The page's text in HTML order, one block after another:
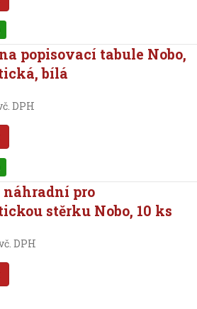
popisovací tabule Nobo,
bílá
DPH
pro
stěrku Nobo, 10 ks
DPH